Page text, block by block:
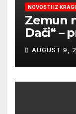
NOVOSTI IZ
Zemun
Dači“ –
AUGUST 9,